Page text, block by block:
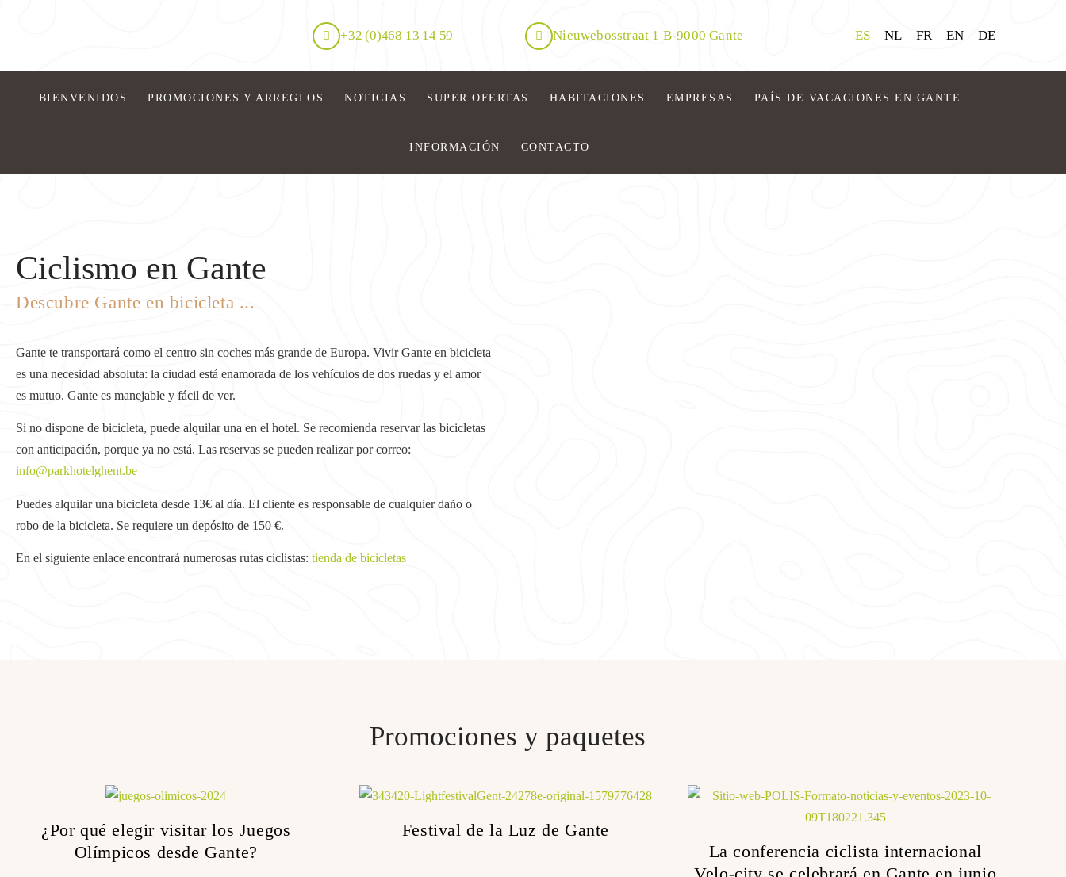
+32 (0)468 13 14 59 Nieuwebosstraat 1 B-9000 Gante ES NL FR EN DE
BIENVENIDOS PROMOCIONES Y ARREGLOS NOTICIAS SUPER OFERTAS HABITACIONES EMPRESAS PAÍS DE VACACIONES EN GANTE
INFORMACIÓN CONTACTO
Ciclismo en Gante
Descubre Gante en bicicleta ...
Gante te transportará como el centro sin coches más grande de Europa. Vivir Gante en bicicleta
es una necesidad absoluta: la ciudad está enamorada de los vehículos de dos ruedas y el amor
es mutuo. Gante es manejable y fácil de ver.
Si no dispone de bicicleta, puede alquilar una en el hotel. Se recomienda reservar las bicicletas
con anticipación, porque ya no está. Las reservas se pueden realizar por correo:
info@parkhotelghent.be
Puedes alquilar una bicicleta desde 13€ al día. El cliente es responsable de cualquier daño o
robo de la bicicleta. Se requiere un depósito de 150 €.
En el siguiente enlace encontrará numerosas rutas ciclistas: tienda de bicicletas
Promociones y paquetes
¿Por qué elegir visitar los Juegos
Olímpicos desde Gante?
Festival de la Luz de Gante
La conferencia ciclista internacional